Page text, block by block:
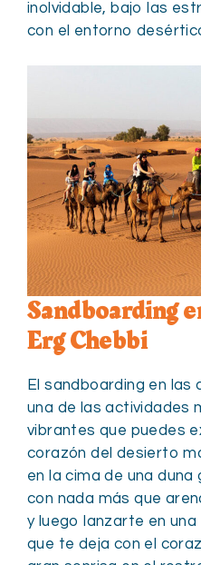
inolvidable, bajo las
con el entorno
Sandboarding
Erg Chebbi
El sandboarding en las
una de las actividades
vibrantes que puedes
corazón del desierto
en la cima de una
con nada más que
y luego lanzarte en
que te deja con el